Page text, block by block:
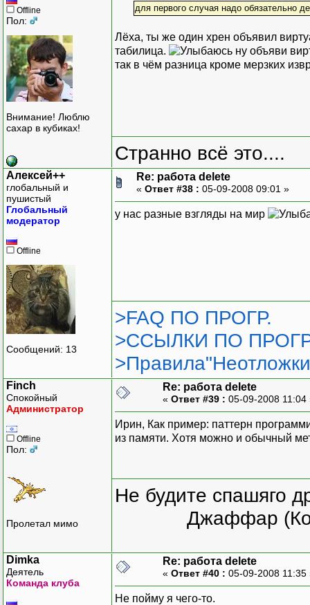
Offline
Пол:
Внимание! Люблю
сахар в кубиках!
для первого случая надо обязательно
Лёха, ты же один хрен объявил
табилица.
ну объяви
так в чём разница кроме мерзких
Странно всё это....
Алексей++
глобальный и
пушистый
Глобальный
модератор
Offline
Сообщений: 13
Re: работа delete
« Ответ #38 : 05-09-2008 09:01 »
у нас разные взгляды на мир
>FAQ ПО ПРОГР.
>ССЫЛКИ ПО
Finch
Спокойный
Администратор
Offline
Пол:
Пролетал мимо
Re: работа delete
« Ответ #39 : 05-09-2008
Ирин, Как пример: паттерн
из памяти. Хотя можно и обычный
Не будите спашяго
Джаффар
Dimka
Деятель
Команда клуба
Re: работа delete
« Ответ #40 : 05-09-2008
Не пойму я чего-то.